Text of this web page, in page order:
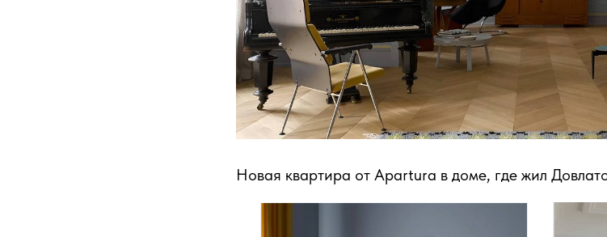
Новая квартира от Apartura в доме, где жил